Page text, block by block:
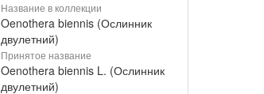
Название в коллекции
Oenothera biennis (Ослинник
двулетний)
Принятое название
Oenothera biennis L. (Ослинник
двулетний)